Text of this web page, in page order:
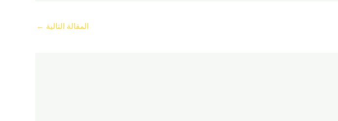
المقالة التالية ←